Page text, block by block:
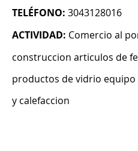
TELÉFONO: 3043128016
ACTIVIDAD: Comercio al
construccion articulos de
productos de vidrio
y calefaccion